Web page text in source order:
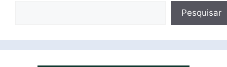
Pesquisar